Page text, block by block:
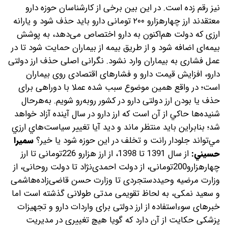
نیز رقم زده است. در این بین برخی از کارشناسان حوزه دارو
معتقدند ارز چهارهزارو ۲۰۰ تومانی دارو باید حذف شود و یارانه
ارزی که دولت هم‌اکنون به دارو اختصاص می‌دهد، به پوشش
بیمه‌ای اضافه شود و از طریق بیمه از بیماران حمایت شود تا در
عمل فشاری به بیماران وارد نشود. نگرانی اصلی حذف ارز دولتی
دارو، افزایش قیمت دارو و فشارهای اقتصادی روی بیماران
است؛ در واقع همین موضوع سبب شده عملا با دوراهی برای
حذف یا بودن ارز دولتی دارو در کشور روبه‌رو شویم. به‌هر‌حال
شنيده‌‌ها حاكي از آن است كه ارز دارو در سال آينده آزاد خواهد
شد؛ بنابراين بايد منتظر ماند و ديد آيا تغيير سياست‌هاي ارزي
مي‌‌تواند جلودار رانت و تخلف در اين حوزه شود يا خير؟سميرا
حسيني:
از سال 1391 تا 1398، از ارز هزارو 226تومانی تا ارز
چهارهزارو200تومانی، از دولت احمدی‌نژاد تا دولت روحانی، از
وزارت مرضیه وحیددستجردی تا وزارت حسن قاضی‌زاده‌هاشمی
و سعید نمکی، به لحاظ تقویمی مدتی طولانی گذشته است اما
خبرهای سوءاستفاده از ارز دولتی برای واردات دارو و تجهیزات
پزشکی حکایت از آن دارد که گویا هیچ تغییری در مدیریت